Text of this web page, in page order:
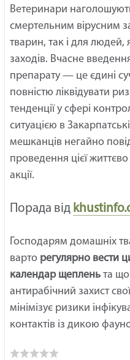
Ветеринари
смертельним вірусним
тварин, так і для
заходів. Вчасне
препарату — це єдині
повністю ліквідувати
тенденції у сфері
ситуацією в
мешканців негайно
проведення цієї
акції.
Порада від
Господарям домашніх
варто регулярно вести
календар щеплень та
антирабічний захист
мінімізує ризики
контактів із дикою